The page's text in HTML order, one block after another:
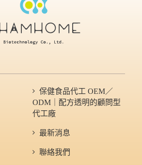
保健食品代工 OEM／
ODM｜配方透明的顧問型
代工廠
最新消息
聯絡我們